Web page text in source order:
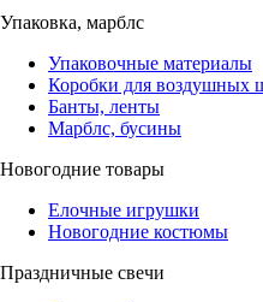
Упаковка, марблс
Упаковочные материалы
Коробки для воздушных
Банты, ленты
Марблс, бусины
Новогодние товары
Елочные игрушки
Новогодние костюмы
Праздничные свечи